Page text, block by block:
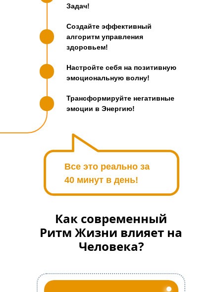
Задач!
Создайте эффективный
алгоритм управления
здоровьем!
Настройте себя на позитивную
эмоциональную волну!
Трансформируйте негативные
эмоции в Энергию!
Все это реально за
40 минут в день!
Как современный
Ритм Жизни влияет на
Человека?